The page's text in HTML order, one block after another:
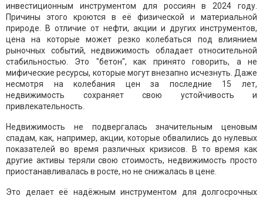
инвестиционным инструментом для россиян в 2024 году.
Причины этого кроются в её физической и материальной
природе. В отличие от нефти, акции и других инструментов,
цена на которые может резко колебаться под влиянием
рыночных событий, недвижимость обладает относительной
стабильностью. Это "бетон", как принято говорить, а не
мифические ресурсы, которые могут внезапно исчезнуть. Даже
несмотря на колебания цен за последние 15 лет,
недвижимость сохраняет свою устойчивость и
привлекательность.
Недвижимость не подвергалась значительным ценовым
спадам, как, например, акции, которые обвалились до нулевых
показателей во время различных кризисов. В то время как
другие активы теряли свою стоимость, недвижимость просто
приостанавливалась в росте, но не снижалась в цене.
Это делает её надёжным инструментом для долгосрочных